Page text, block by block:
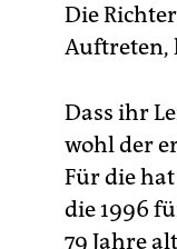
Die
Auftreten,
Dass ihr
wohl der
Für die
die 1996
79 Jahre